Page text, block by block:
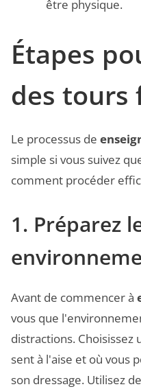
être physique.
Étapes
des tours
Le processus de
simple si vous suivez
comment procéder
1. Préparez
Avant de commencer à
vous que
distractions. Choisissez
sent à l'aise et où vous
son dressage. Utilisez